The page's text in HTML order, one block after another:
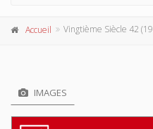
Accueil Vingtième Siècle 42 (1994-2)
IMAGES